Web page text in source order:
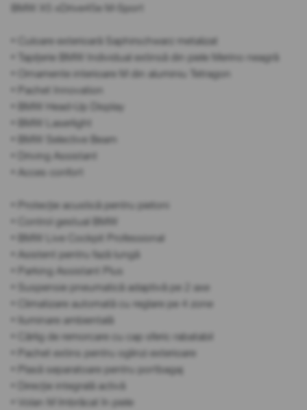
BMW X5 xDrive45e M-Sport
• Culoare exterioară Saphirschwarz metalizat
• Tapițerie BMW Individual extinsă din piele Merino neagră
• Ornamente interioare M din aluminiu Tetragon
• Pachet Innovation
• BMW Head-Up Display
• BMW Laserlight
• BMW Selective Beam
• Driving Assistant
• Acces confort
• Protecție acustică pentru pietoni
• Control gestual BMW
• BMW Live Cockpit Professional
• Asistent pentru fază lungă
• Parking Assistant Plus
• Suspensie pneumatică adaptivă pe 2 axe
• Climatizare automată cu reglare pe 4 zone
• Iluminare ambientală
• Cârlig de remorcare cu cap sferic rabatabil
• Pachet extins pentru oglinzi exterioare
• Plasă separatoare pentru portbagaj
• Direcție integrală activă
• Volan M îmbrăcat în piele